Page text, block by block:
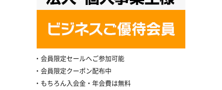
会員限定セールへご参加可能
会員限定クーポン配布中
もちろん入会金・年会費は無料